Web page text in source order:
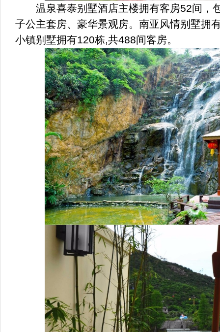
温泉喜泰别墅酒店主楼拥有客房52间，
子公主套房、豪华景观房。南亚风情别墅拥
小镇别墅拥有120栋,共488间客房。